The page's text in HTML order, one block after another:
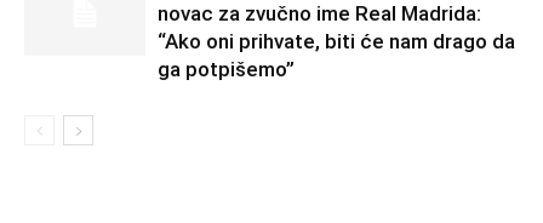
novac za zvučno ime Real Madrida:
“Ako oni prihvate, biti će nam drago da
ga potpišemo”